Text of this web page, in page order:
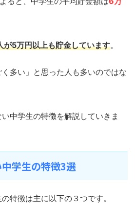
5万円以上も貯金しています。
多い」と思った人も多いのではな
中学生の特徴を解説していきま
学生の特徴3選
特徴は主に以下の３つです。